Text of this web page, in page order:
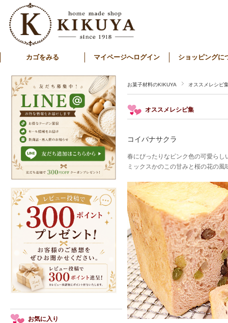
カゴをみる マイページへログイン ショッピングに
お菓子材料のKIKUYA オススメレシピ
オススメレシピ集
コイバナサクラ
春にぴったりなピンク色の可愛らし
ミックスかのこの甘みと桜の花の風
お気に入り